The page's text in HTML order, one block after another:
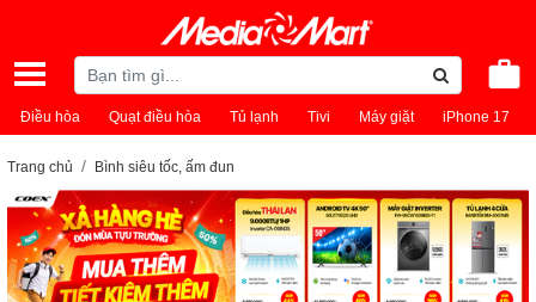
Điều hòa Quạt điều hòa Tủ lạnh Tivi Máy giặt iPhone 17
Trang chủ Bình siêu tốc, ấm đun